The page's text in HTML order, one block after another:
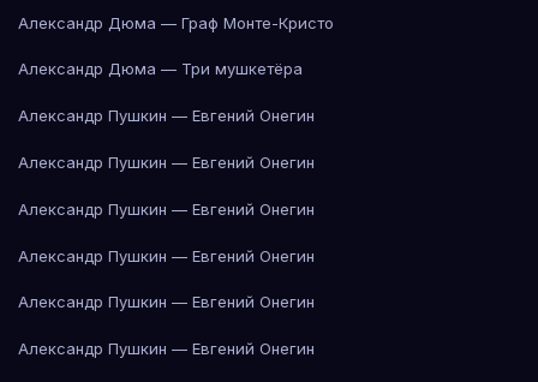
Александр Дюма — Граф Монте-Кристо
Александр Дюма — Три мушкетёра
Александр Пушкин — Евгений Онегин
Александр Пушкин — Евгений Онегин
Александр Пушкин — Евгений Онегин
Александр Пушкин — Евгений Онегин
Александр Пушкин — Евгений Онегин
Александр Пушкин — Евгений Онегин